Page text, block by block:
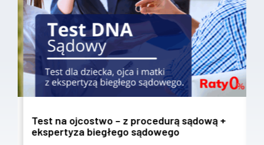
Test na ojcostwo – z procedurą sądową +
ekspertyza biegłego sądowego